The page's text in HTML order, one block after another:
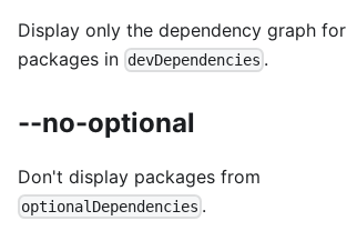
Display only the dependency graph for
packages in devDependencies .
--no-optional
Don't display packages from
optionalDependencies .